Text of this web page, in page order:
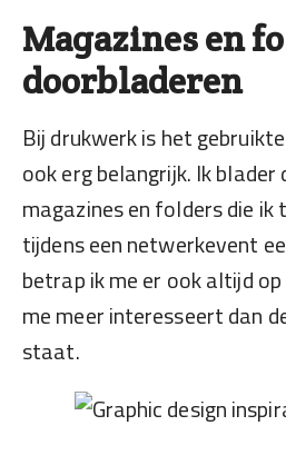
Magazines en
doorbladeren
Bij drukwerk is het
ook erg belangrijk. Ik
magazines en folders die ik
tijdens een netwerkevent
betrap ik me er ook altijd
me meer interesseert dan
staat.